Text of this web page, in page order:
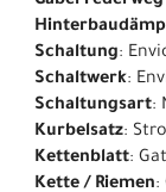
Schaltung:
Schaltwerk:
Schaltungsart:
Kurbelsatz:
Kettenblatt:
Kette / Riemen: